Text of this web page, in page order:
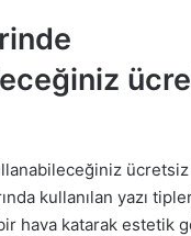
kullanılan yazı
hava katarak estetik